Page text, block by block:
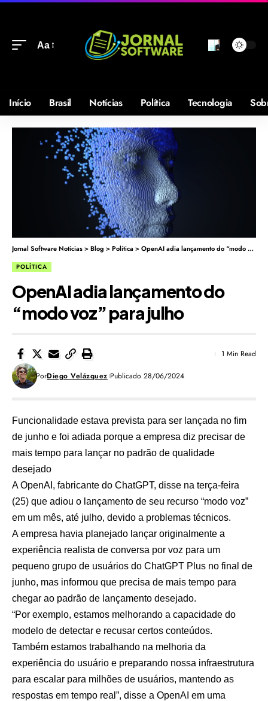
Aa
Início Brasil Notícias Política Tecnologia
Jornal Software Notícias>Blog >Política>OpenAI adia lançamento do “modo voz” para julho
POLÍTICA
OpenAI adia lançamento do
“modo voz” para julho
PorDiego Velázquez Publicado 28/06/2024
1 Min Read
Funcionalidade estava prevista para ser lançada no fim
de junho e foi adiada porque a empresa diz precisar de
mais tempo para lançar no padrão de qualidade
desejado
A OpenAI, fabricante do ChatGPT, disse na terça-feira
(25) que adiou o lançamento de seu recurso “modo voz”
em um mês, até julho, devido a problemas técnicos.
A empresa havia planejado lançar originalmente a
experiência realista de conversa por voz para um
pequeno grupo de usuários do ChatGPT Plus no final de
junho, mas informou que precisa de mais tempo para
chegar ao padrão de lançamento desejado.
“Por exemplo, estamos melhorando a capacidade do
modelo de detectar e recusar certos conteúdos.
Também estamos trabalhando na melhoria da
experiência do usuário e preparando nossa infraestrutura
para escalar para milhões de usuários, mantendo as
respostas em tempo real”, disse a OpenAI em uma